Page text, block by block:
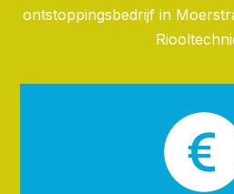
ontstoppingsbedrijf in